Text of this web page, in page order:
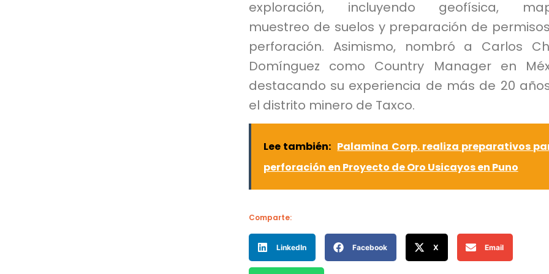
exploración, incluyendo geofísica,
muestreo de suelos y preparación de
perforación. Asimismo, nombró a Carlos
Domínguez como Country Manager en
destacando su experiencia de más de 20
el distrito minero de Taxco.
Lee también: Palamina Corp. realiza preparativos
perforación en Proyecto de Oro Usicayos en Puno
Comparte:
LinkedIn Facebook X Email